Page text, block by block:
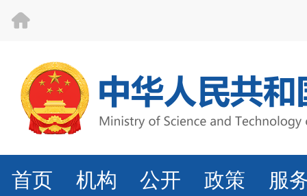
首页 机构 公开 政策 服